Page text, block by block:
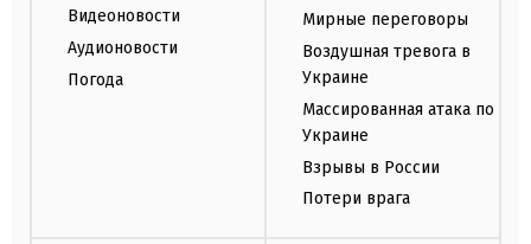
Видеоновости
Аудионовости
Погода
Мирные переговоры
Воздушная тревога в
Украине
Массированная атака по
Украине
Взрывы в России
Потери врага